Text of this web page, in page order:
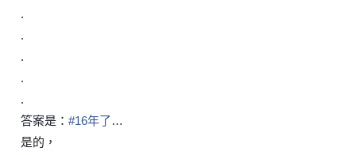
.
.
.
.
.
答案是：#16年了 …
是的，